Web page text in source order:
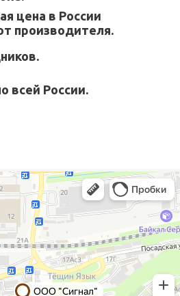
цена в России
производителя.
всей России.